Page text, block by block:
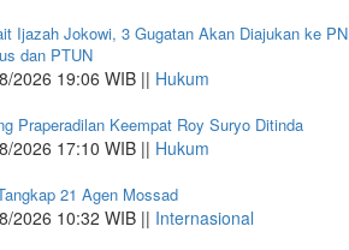
Ijazah Jokowi, 3 Gugatan Akan Diajukan ke PN
dan PTUN
2026 19:06 WIB || Hukum
Praperadilan Keempat Roy Suryo Ditinda
2026 17:10 WIB || Hukum
21 Agen Mossad
2026 10:32 WIB || Internasional